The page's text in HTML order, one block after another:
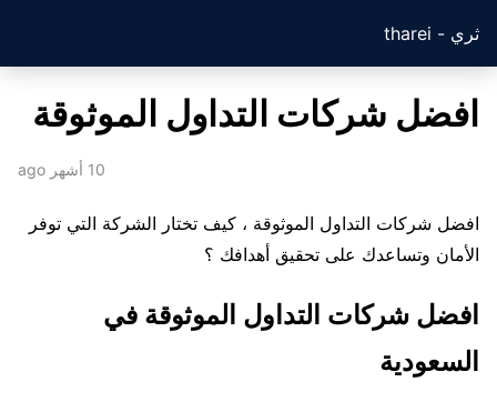
ثري - tharei
افضل شركات التداول الموثوقة
10 أشهر ago
افضل شركات التداول الموثوقة ، كيف تختار الشركة التي توفر
الأمان وتساعدك على تحقيق أهدافك ؟
افضل شركات التداول الموثوقة في
السعودية